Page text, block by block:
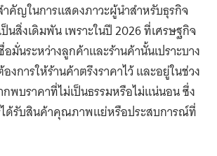
ำคัญในการแสดงภาวะผู้นำสำหรับธุรกิจ
นสิ่งเดิมพัน เพราะในปี 2026 ที่เศรษฐกิจ
มั่นระหว่างลูกค้าและร้านค้านั้นเปราะบาง
การให้ร้านค้าตรึงราคาไว้ และอยู่ในช่วง
พบราคาที่ไม่เป็นธรรมหรือไม่แน่นอน ซึ่ง
ได้รับสินค้าคุณภาพแย่หรือประสบการณ์ที่